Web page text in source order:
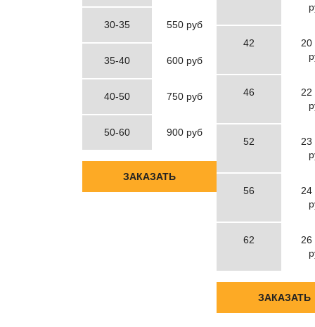
30-35 550 руб
35-40 600 руб
40-50 750 руб
50-60 900 руб
ЗАКАЗАТЬ
42
20
46
22
52
23
56
24
62
26
ЗАКАЗАТЬ